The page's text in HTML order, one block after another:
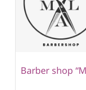
Barber shop